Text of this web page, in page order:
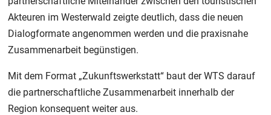
Akteuren im Westerwald zeigte deutlich, dass die neuen
Dialogformate angenommen werden und die praxisnahe
Zusammenarbeit begünstigen.
Mit dem Format „Zukunftswerkstatt“ baut der WTS darauf
die partnerschaftliche Zusammenarbeit innerhalb der
Region konsequent weiter aus.